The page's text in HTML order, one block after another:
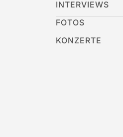
INTERVIEWS
FOTOS
KONZERTE